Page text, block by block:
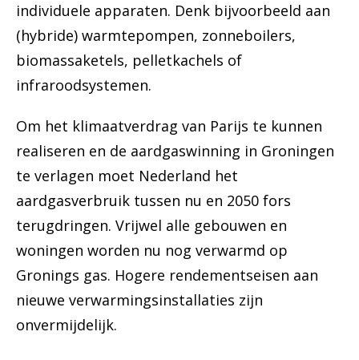
individuele apparaten. Denk bijvoorbeeld aan
(hybride) warmtepompen, zonneboilers,
biomassaketels, pelletkachels of
infraroodsystemen.
Om het klimaatverdrag van Parijs te kunnen
realiseren en de aardgaswinning in Groningen
te verlagen moet Nederland het
aardgasverbruik tussen nu en 2050 fors
terugdringen. Vrijwel alle gebouwen en
woningen worden nu nog verwarmd op
Gronings gas. Hogere rendementseisen aan
nieuwe verwarmingsinstallaties zijn
onvermijdelijk.